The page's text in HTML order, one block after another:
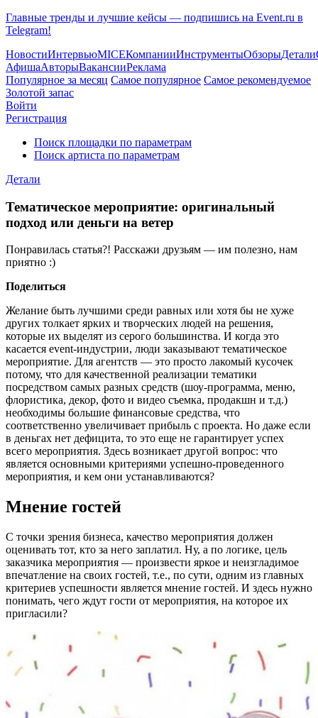
Главные тренды и лучшие кейсы — подпишись на Event.ru в
Telegram!
НовостиИнтервьюMICEКомпанииИнструментыОбзорыДетали
АфишаАвторыВакансииРеклама
Популярное за месяц Самое популярное Самое рекомендуемое
Золотой запас
Войти
Регистрация
Поиск площадки по параметрам
Поиск артиста по параметрам
Детали
Тематическое мероприятие: оригинальный
подход или деньги на ветер
Понравилась статья?! Расскажи друзьям — им полезно, нам
приятно :)
Поделиться
Желание быть лучшими среди равных или хотя бы не хуже
других толкает ярких и творческих людей на решения,
которые их выделят из серого большинства. И когда это
касается event-индустрии, люди заказывают тематическое
мероприятие. Для агентств — это просто лакомый кусочек
потому, что для качественной реализации тематики
посредством самых разных средств (шоу-программа, меню,
флористика, декор, фото и видео съемка, продакшн и т.д.)
необходимы большие финансовые средства, что
соответственно увеличивает прибыль с проекта. Но даже если
в деньгах нет дефицита, то это еще не гарантирует успех
всего мероприятия. Здесь возникает другой вопрос: что
является основными критериями успешно-проведенного
мероприятия, и кем они устанавливаются?
Мнение гостей
С точки зрения бизнеса, качество мероприятия должен
оценивать тот, кто за него заплатил. Ну, а по логике, цель
заказчика мероприятия — произвести яркое и неизгладимое
впечатление на своих гостей, т.е., по сути, одним из главных
критериев успешности является мнение гостей. И здесь нужно
понимать, чего ждут гости от мероприятия, на которое их
пригласили?